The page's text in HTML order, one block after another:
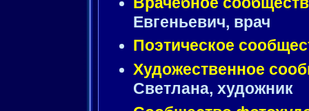
Евгеньевич, врач
Поэтическое
Художественное
Светлана, художник